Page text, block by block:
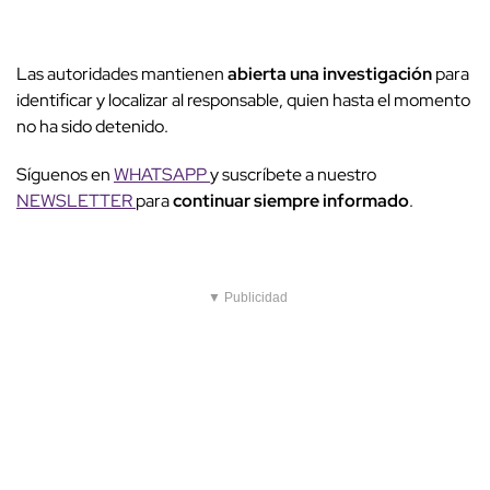
Las autoridades mantienenabierta una investigaciónpara
identificar y localizar al responsable, quien hasta el momento
no ha sido detenido.
Síguenos enWHATSAPPy suscríbete a nuestro
NEWSLETTERparacontinuar siempre informado.
▼ Publicidad